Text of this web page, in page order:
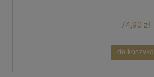
74,90 zł
do koszyka